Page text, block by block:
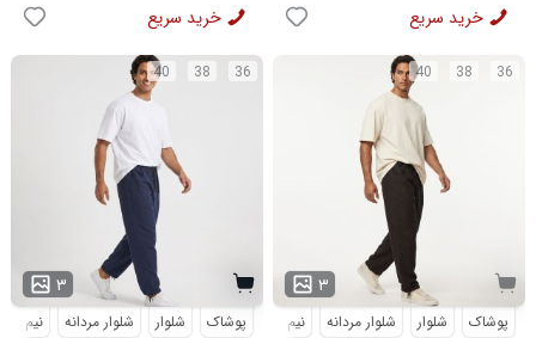
خرید سریع خرید سریع
36
38
40
۳
پوشاک شلوار شلوار مردانه نیم بگ
36
38
40
۳
پوشاک شلوار شلوار مردانه نیم بگ